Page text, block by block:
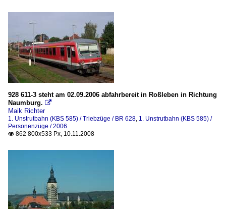
928 611-3 steht am 02.09.2006 abfahrbereit in Roßleben in Richtung
Naumburg. 
Maik Richter
1. Unstrutbahn (KBS 585) / Triebzüge / BR 628, 1. Unstrutbahn (KBS 585) /
Personenzüge / 2006
 862 800x533 Px, 10.11.2008